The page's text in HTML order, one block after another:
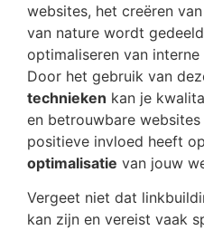
websites, het creëren
van nature wordt
optimaliseren van
Door het gebruik van
technieken kan je
en betrouwbare
positieve invloed heeft
optimalisatie van jouw
Vergeet niet dat
kan zijn en vereist vaak